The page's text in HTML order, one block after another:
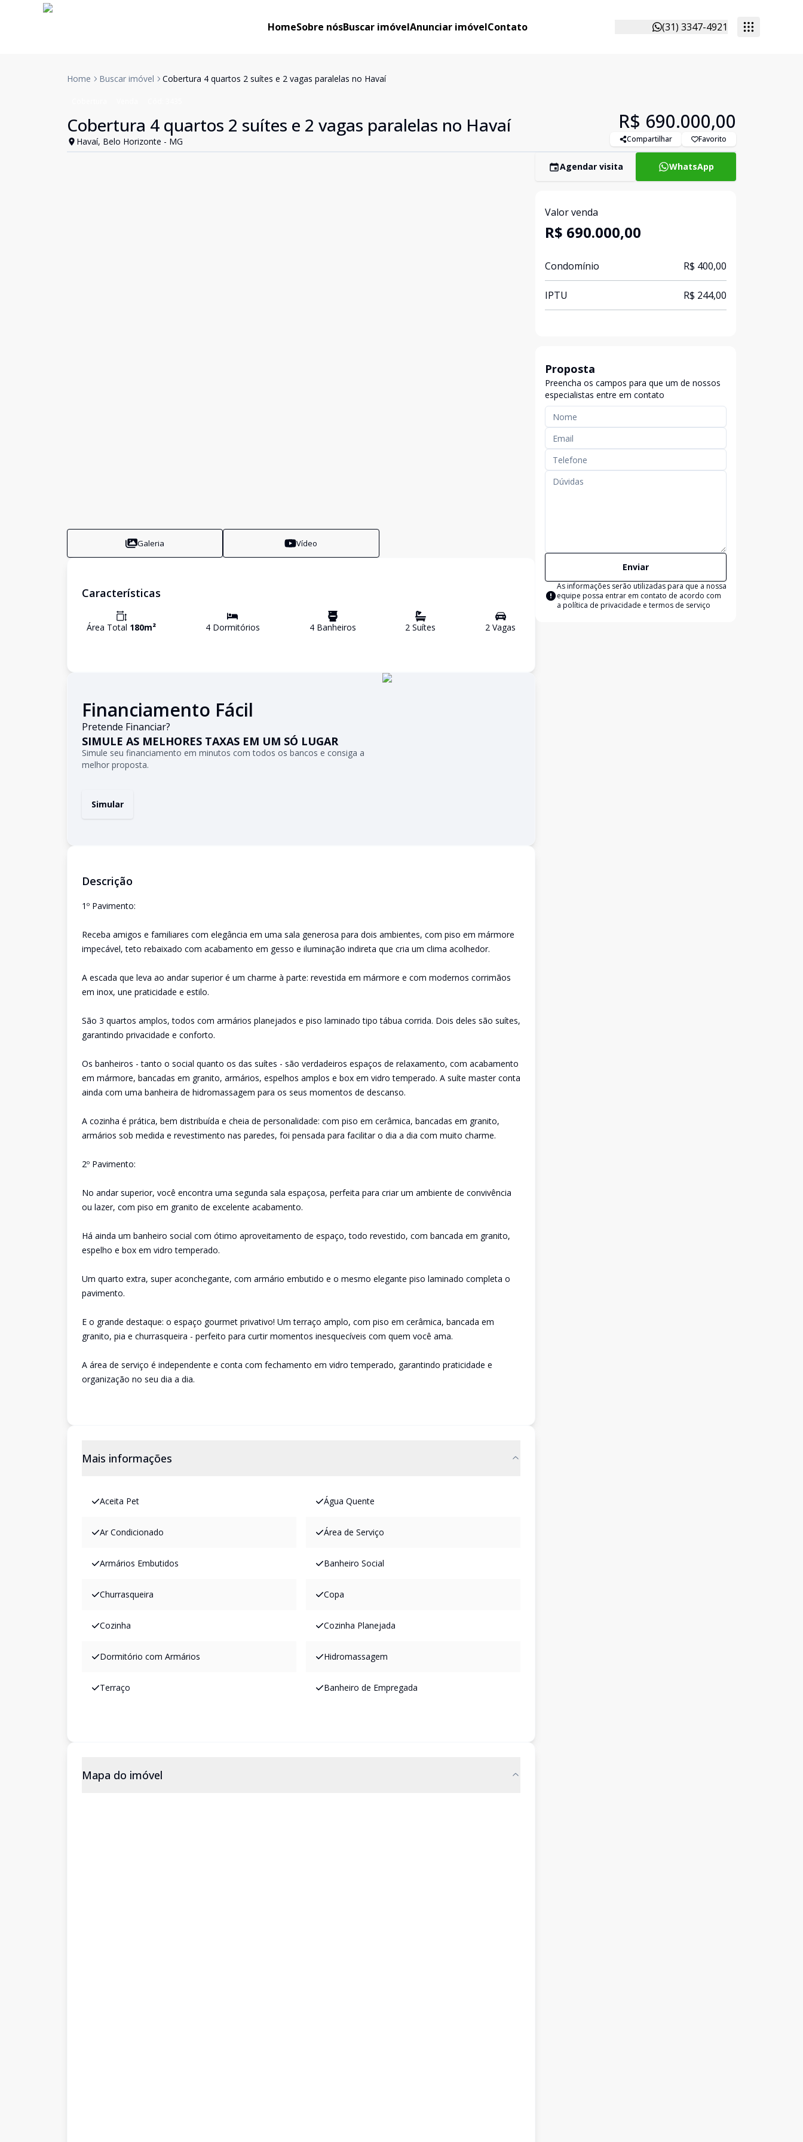
HomeSobre nósBuscar imóvelAnunciar imóvelContato (31) 3347-4921
Home Buscar imóvel Cobertura 4 quartos 2 suítes e 2 vagas paralelas no Havaí
Cobertura 4 quartos 2 suítes e 2 vagas paralelas no Havaí
Havaí, Belo Horizonte - MG
R$ 690.000,00
Compartilhar Favorito
Galeria Vídeo
Características
Área Total 180m² 4Dormitórios 4Banheiros 2 Suítes 2 Vagas
Financiamento Fácil
Pretende Financiar?
SIMULE AS MELHORES TAXAS EM UM SÓ LUGAR
Simule seu financiamento em minutos com todos os bancos e consiga a
melhor proposta.
Simular
Descrição
1º Pavimento:
Receba amigos e familiares com elegância em uma sala generosa para dois ambientes, com piso em mármore
impecável, teto rebaixado com acabamento em gesso e iluminação indireta que cria um clima acolhedor.
A escada que leva ao andar superior é um charme à parte: revestida em mármore e com modernos corrimãos
em inox, une praticidade e estilo.
São 3 quartos amplos, todos com armários planejados e piso laminado tipo tábua corrida. Dois deles são suítes,
garantindo privacidade e conforto.
Os banheiros - tanto o social quanto os das suítes - são verdadeiros espaços de relaxamento, com acabamento
em mármore, bancadas em granito, armários, espelhos amplos e box em vidro temperado. A suíte master conta
ainda com uma banheira de hidromassagem para os seus momentos de descanso.
A cozinha é prática, bem distribuída e cheia de personalidade: com piso em cerâmica, bancadas em granito,
armários sob medida e revestimento nas paredes, foi pensada para facilitar o dia a dia com muito charme.
2º Pavimento:
No andar superior, você encontra uma segunda sala espaçosa, perfeita para criar um ambiente de convivência
ou lazer, com piso em granito de excelente acabamento.
Há ainda um banheiro social com ótimo aproveitamento de espaço, todo revestido, com bancada em granito,
espelho e box em vidro temperado.
Um quarto extra, super aconchegante, com armário embutido e o mesmo elegante piso laminado completa o
pavimento.
E o grande destaque: o espaço gourmet privativo! Um terraço amplo, com piso em cerâmica, bancada em
granito, pia e churrasqueira - perfeito para curtir momentos inesquecíveis com quem você ama.
A área de serviço é independente e conta com fechamento em vidro temperado, garantindo praticidade e
organização no seu dia a dia.
Mais informações
Aceita Pet Água Quente
Ar Condicionado Área de Serviço
Armários Embutidos Banheiro Social
Churrasqueira Copa
Cozinha Cozinha Planejada
Dormitório com Armários Hidromassagem
Terraço Banheiro de Empregada
Mapa do imóvel
Agendar visita WhatsApp
Valor venda
R$ 690.000,00
Condomínio R$ 400,00
IPTU R$ 244,00
Proposta
Preencha os campos para que um de nossos
especialistas entre em contato
Enviar
As informações serão utilizadas para que a nossa
equipe possa entrar em contato de acordo com
a política de privacidade e termos de serviço